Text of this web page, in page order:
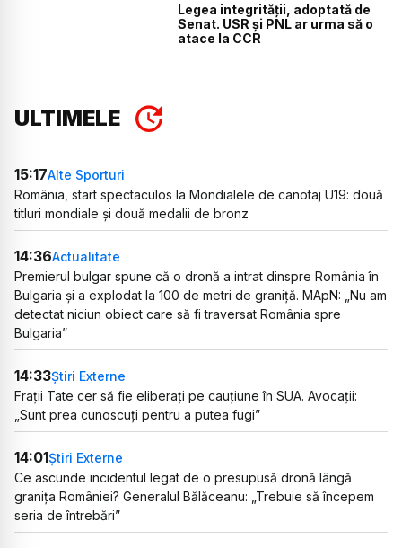
Legea integrității, adoptată de
Senat. USR și PNL ar urma să o
atace la CCR
ULTIMELE
15:17Alte Sporturi
România, start spectaculos la Mondialele de canotaj U19: două
titluri mondiale și două medalii de bronz
14:36Actualitate
Premierul bulgar spune că o dronă a intrat dinspre România în
Bulgaria și a explodat la 100 de metri de graniță. MApN: „Nu am
detectat niciun obiect care să fi traversat România spre
Bulgaria”
14:33Știri Externe
Frații Tate cer să fie eliberați pe cauțiune în SUA. Avocații:
„Sunt prea cunoscuți pentru a putea fugi”
14:01Știri Externe
Ce ascunde incidentul legat de o presupusă dronă lângă
granița României? Generalul Bălăceanu: „Trebuie să începem
seria de întrebări”